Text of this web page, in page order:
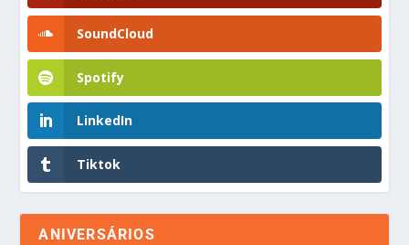
SoundCloud
Spotify
LinkedIn
Tiktok
ANIVERSÁRIOS